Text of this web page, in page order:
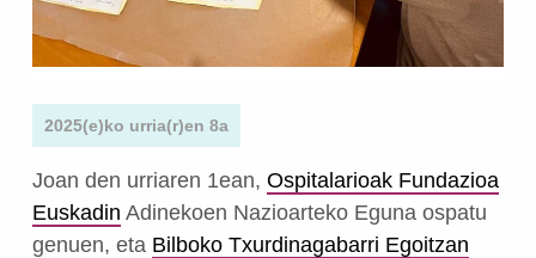
2025(e)ko urria(r)en 8a
Joan den urriaren 1ean, Ospitalarioak Fundazioa
Euskadin Adinekoen Nazioarteko Eguna ospatu
genuen, eta Bilboko Txurdinagabarri Egoitzan